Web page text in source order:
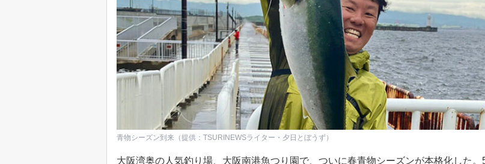
青物シーズン到来（提供：TSURINEWSライター・夕日とぼうず）
大阪湾奥の人気釣り場、大阪南港魚つり園で、ついに春青物シーズンが本格化した。